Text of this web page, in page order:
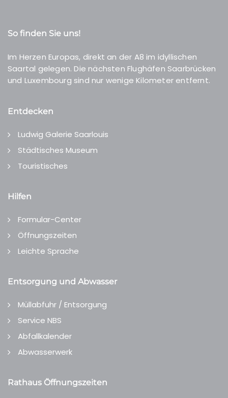
So finden Sie uns!
Im Herzen Europas, direkt an der A8 im idyllischen
Saartal gelegen. Die nächsten Flughäfen Saarbrücken
und Luxembourg sind nur wenige Kilometer entfernt.
Entdecken
Ludwig Galerie Saarlouis
Städtisches Museum
Touristisches
Hilfen
Formular-Center
Öffnungszeiten
Leichte Sprache
Entsorgung und Abwasser
Müllabfuhr / Entsorgung
Service NBS
Abfallkalender
Abwasserwerk
Rathaus Öffnungszeiten